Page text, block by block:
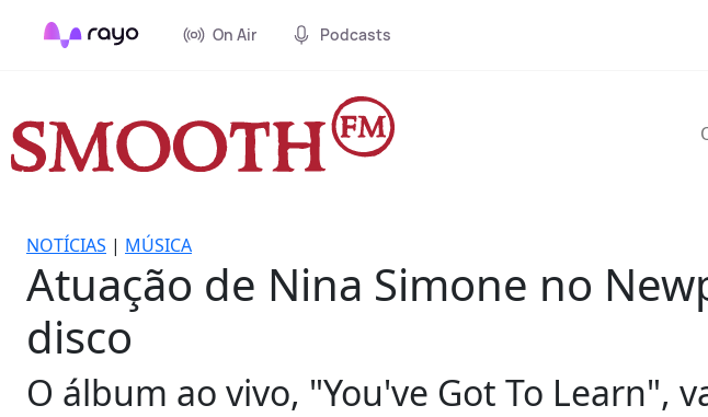
On Air Podcasts
NOTÍCIAS | MÚSICA
Atuação de Nina Simone no
disco
O álbum ao vivo, "You've Got To Learn",